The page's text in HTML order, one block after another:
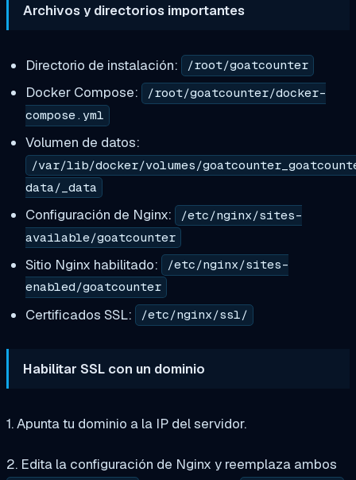
Archivos y directorios importantes
Directorio de instalación: /root/goatcounter
Docker Compose:
/root/goatcounter/docker-
compose.yml
Volumen de datos:
/var/lib/docker/volumes/
data/_data
Configuración de Nginx:
/etc/nginx/sites-
available/goatcounter
Sitio Nginx habilitado:
/etc/nginx/sites-
enabled/goatcounter
Certificados SSL: /etc/nginx/ssl/
Habilitar SSL con un dominio
1. Apunta tu dominio a la IP del servidor.
2. Edita la configuración de Nginx y reemplaza ambos